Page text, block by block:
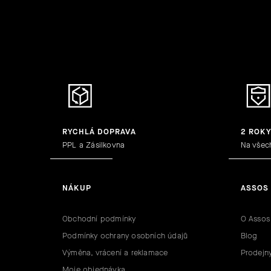
RYCHLÁ DOPRAVA
PPL a Zásilkovna
2
Na
NÁKUP
Obchodní podmínky
Podmínky ochrany osobních údajů
Výměna, vrácení a reklamace
ASSOS
O Assos
Blog